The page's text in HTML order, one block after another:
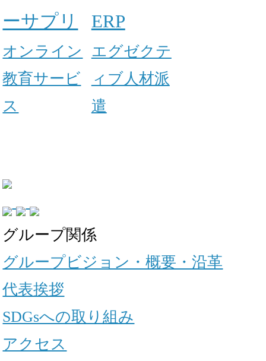
ーサプリ
オンライン
教育サービ
ス
ERP
エグゼクテ
ィブ人材派
遣
グループ関係
グループビジョン・概要・沿革
代表挨拶
SDGsへの取り組み
アクセス